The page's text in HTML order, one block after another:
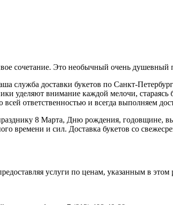
сочетание. Это необычный очень
служба доставки букетов по Санкт-
уделяют внимание каждой мелочи, стараясь
ответственностью и всегда выполняем
8 Марта, Дню рождения, годовщине,
времени и сил. Доставка букетов со
услуги по ценам, указанным в